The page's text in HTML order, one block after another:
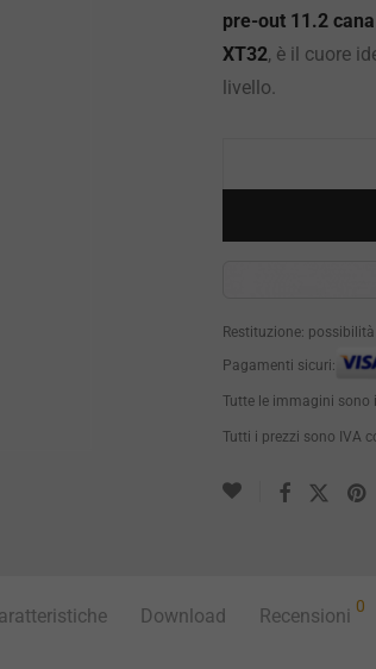
pre-out 11.2
XT32, è il cuore
livello.
Restituzione:
Pagamenti sicuri:
Tutte le immagini sono
Tutti i prezzi sono IVA
Download Recensioni 0